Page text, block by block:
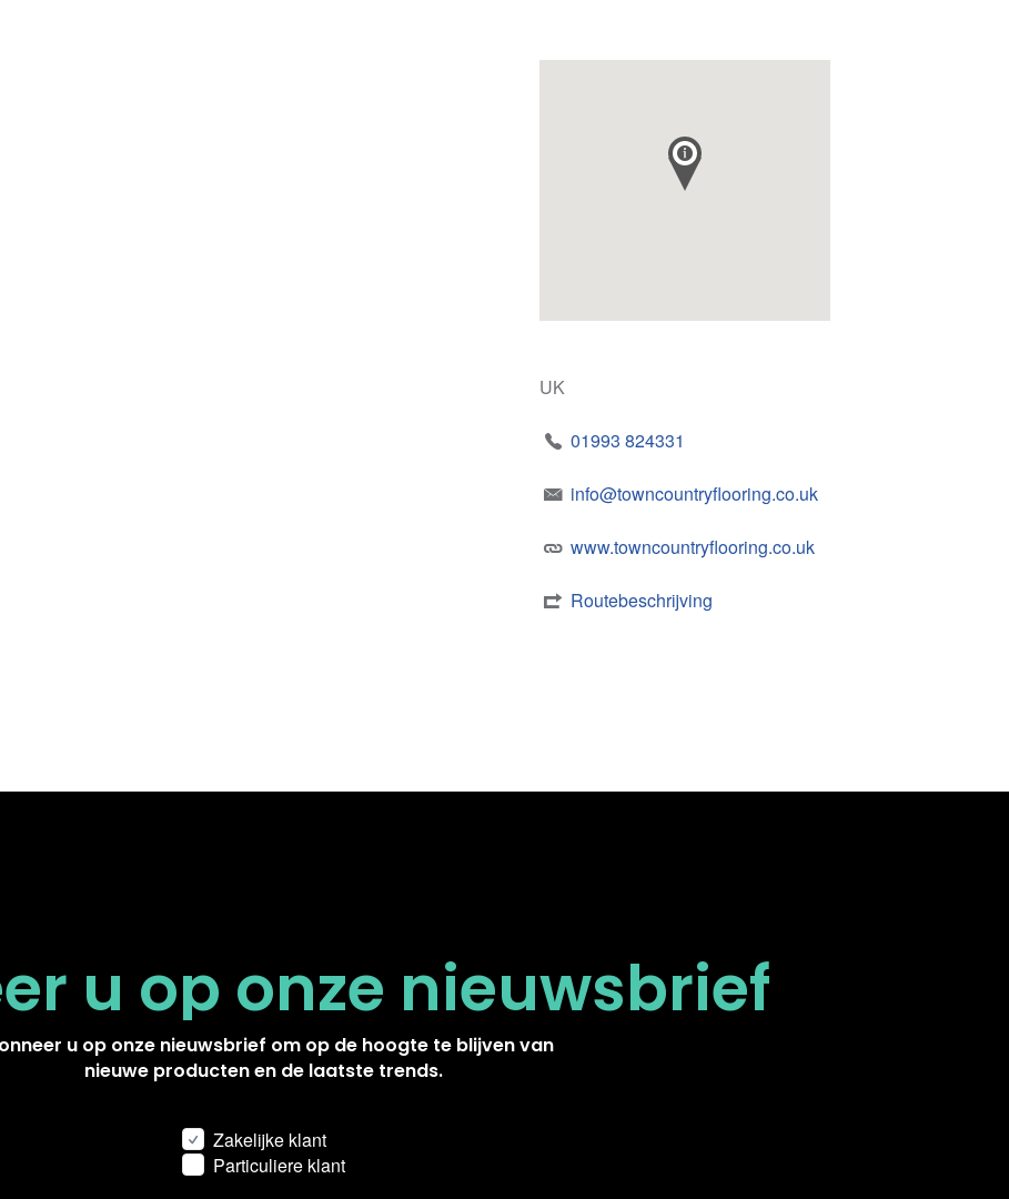
UK
01993 824331
info@towncountryflooring.co.uk
www.towncountryflooring.co.uk
Routebeschrijving
u op onze nieuwsbrief
u op onze nieuwsbrief om op de hoogte te blijven van
nieuwe producten en de laatste trends.
Zakelijke klant
Particuliere klant